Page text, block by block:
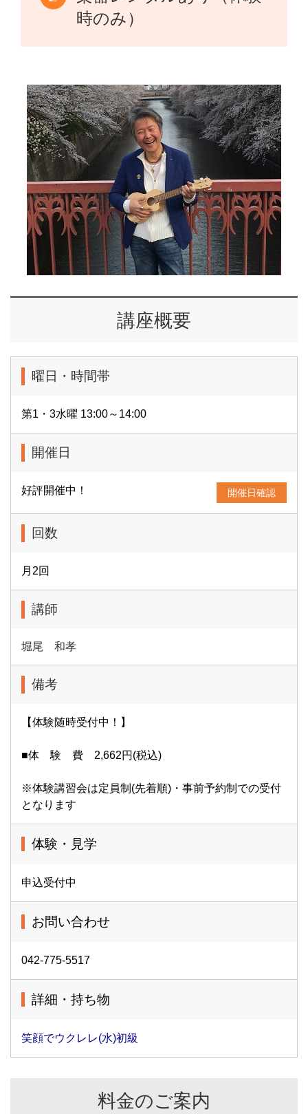
時のみ）
講座概要
曜日・時間帯
第1・3水曜 13:00～14:00
開催日
好評開催中！ 開催日確認
回数
月2回
講師
堀尾 和孝
備考
【体験随時受付中！】
■体 験 費 2,662円(税込)
※体験講習会は定員制(先着順)・事前予約制での受付
となります
体験・見学
申込受付中
お問い合わせ
042-775-5517
詳細・持ち物
笑顔でウクレレ(水)初級
料金のご案内